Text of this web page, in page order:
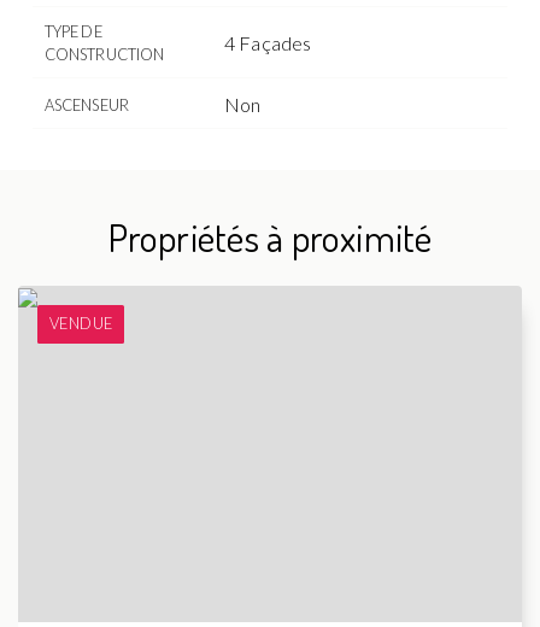
TYPE DE
CONSTRUCTION
4 Façades
ASCENSEUR Non
Propriétés à proximité
VENDUE